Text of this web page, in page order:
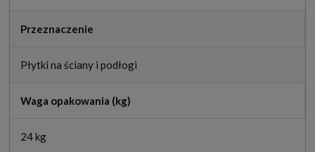
Przeznaczenie
Płytki na ściany i podłogi
Waga opakowania (kg)
24 kg